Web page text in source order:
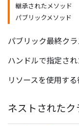
継承されたメソッド
パブリックメソッド
パブリック最終クラ
ハンドルで指定され
リソースを使用す
ネストされたク